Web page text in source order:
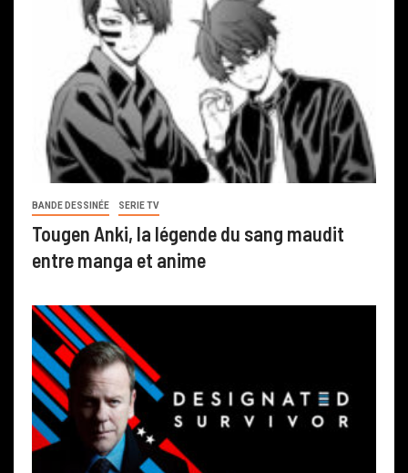
BANDE DESSINÉE SERIE TV
Tougen Anki, la légende du sang maudit
entre manga et anime